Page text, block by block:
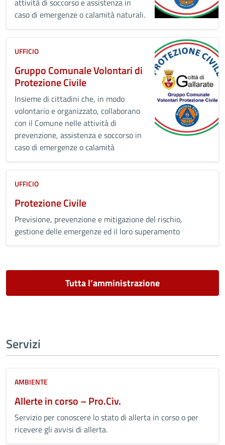
attività di soccorso e assistenza in
caso di emergenze o calamità naturali.
UFFICIO
Gruppo Comunale Volontari di
Protezione Civile
Insieme di cittadini che, in modo
volontario e organizzato, collaborano
con il Comune nelle attività di
prevenzione, assistenza e soccorso in
caso di emergenze o calamità
UFFICIO
Protezione Civile
Previsione, prevenzione e mitigazione del rischio,
gestione delle emergenze ed il loro superamento
Tutta l’amministrazione
Servizi
AMBIENTE
Allerte in corso – Pro.Civ.
Servizio per conoscere lo stato di allerta in corso o per
ricevere gli avvisi di allerta.